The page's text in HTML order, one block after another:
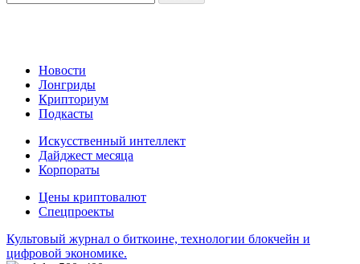
Новости
Лонгриды
Крипториум
Подкасты
Искусственный интеллект
Дайджест месяца
Корпораты
Цены криптовалют
Спецпроекты
Культовый журнал о биткоине, технологии блокчейн и
цифровой экономике.